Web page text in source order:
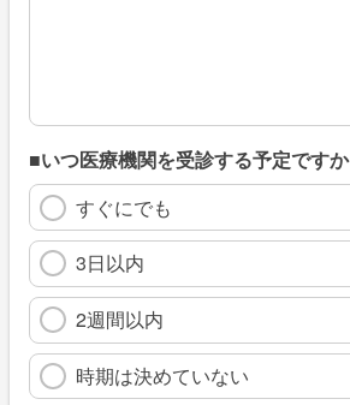
■いつ医療機関を受診する予定ですか
すぐにでも
3日以内
2週間以内
時期は決めていない